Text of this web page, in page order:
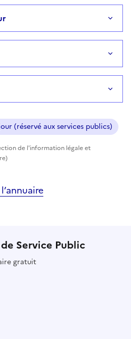
(réservé aux services publics)
de l'information légale et
Service Public
gratuit